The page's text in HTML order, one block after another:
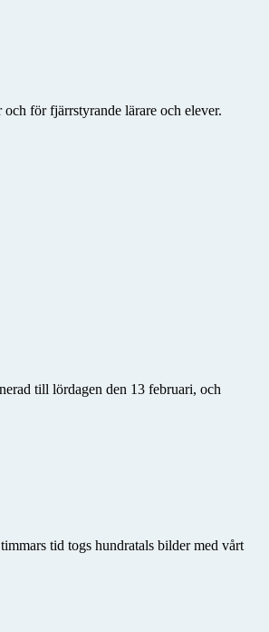
för fjärrstyrande lärare och elever.
till lördagen den 13 februari, och
tid togs hundratals bilder med vårt